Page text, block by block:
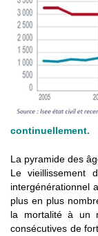
continuellement.
La pyramide des
Le vieillissement
intergénérationnel
plus en plus
la mortalité à un
consécutives de